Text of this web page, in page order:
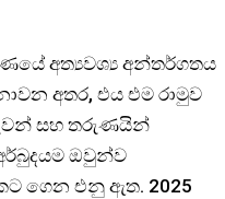
අත්‍යවශ්‍ය අන්තර්ගතය
අතර, එය එම රාමුව
සහ තරුණයින්
ඔවුන්ව
ගෙන එනු ඇත. 2025